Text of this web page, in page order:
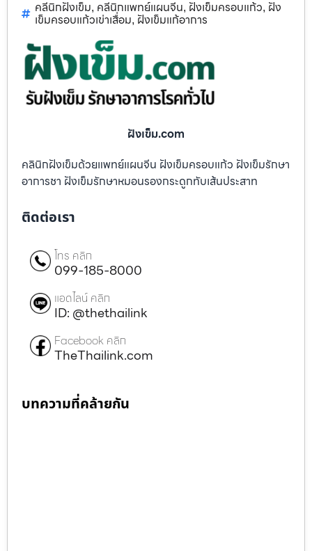
คลีนิกฝังเข็ม, คลีนิกแพทย์แผนจีน, ฝังเข็มครอบแก้ว, ฝัง
เข็มครอบแก้วเข่าเสื่อม, ฝังเข็มแก้อาการ
ฝังเข็ม.com
คลินิกฝังเข็มด้วยแพทย์แผนจีน ฝังเข็มครอบแก้ว ฝังเข็มรักษา
อาการชา ฝังเข็มรักษาหมอนรองกระดูกทับเส้นประสาท
ติดต่อเรา
โทร คลิก
099-185-8000
แอดไลน์ คลิก
ID: @thethailink
Facebook คลิก
TheThailink.com
บทความที่คล้ายกัน